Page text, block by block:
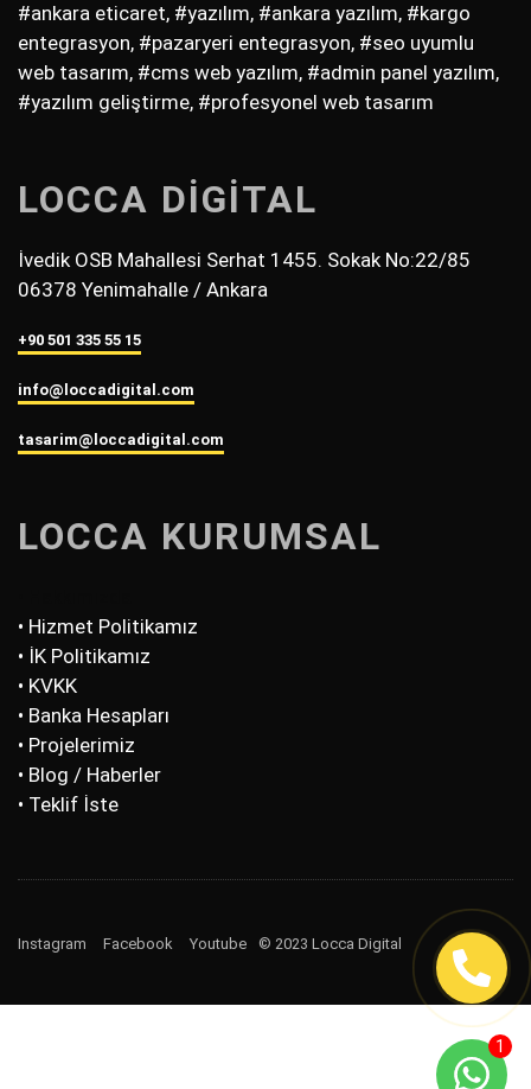
#ankara eticaret, #yazılım, #ankara yazılım, #kargo
entegrasyon, #pazaryeri entegrasyon, #seo uyumlu
web tasarım, #cms web yazılım, #admin panel yazılım,
#yazılım geliştirme, #profesyonel web tasarım
LOCCA DİGİTAL
İvedik OSB Mahallesi Serhat 1455. Sokak No:22/85
06378 Yenimahalle / Ankara
+90 501 335 55 15
info@loccadigital.com
tasarim@loccadigital.com
LOCCA KURUMSAL
• Hizmet Politikamız
• İK Politikamız
• KVKK
• Banka Hesapları
• Projelerimiz
• Blog / Haberler
• Teklif İste
© 2023 Locca Digital
Instagram Facebook Youtube
1